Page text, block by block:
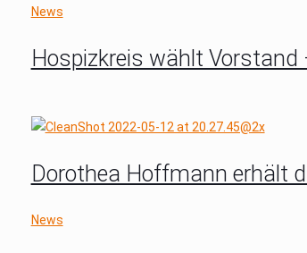
News
Hospizkreis wählt Vorstand
Dorothea Hoffmann erhält
News